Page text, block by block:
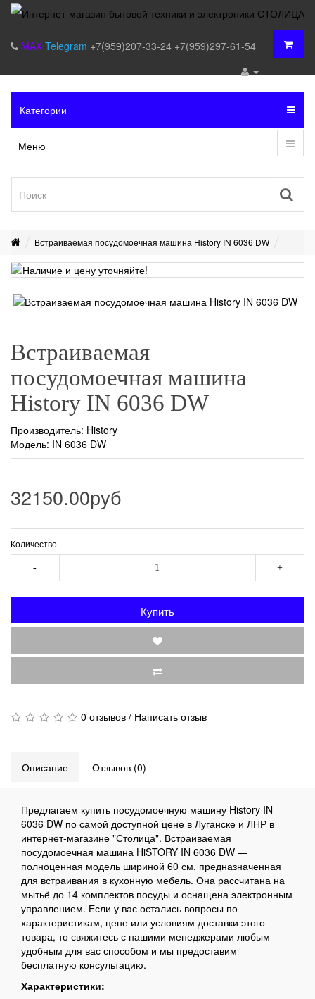
MAX Telegram +7(959)207-33-24 +7(959)297-61-54
Категории
Меню
Встраиваемая посудомоечная машина History IN 6036 DW
Встраиваемая
посудомоечная машина
History IN 6036 DW
Производитель: History
Модель: IN 6036 DW
32150.00руб
Количество
- +
Купить
0 отзывов / Написать отзыв
Описание Отзывов (0)
Предлагаем купить посудомоечную машину History IN
6036 DW по самой доступной цене в Луганске и ЛНР в
интернет-магазине "Столица". Встраиваемая
посудомоечная машина HiSTORY IN 6036 DW —
полноценная модель шириной 60 см, предназначенная
для встраивания в кухонную мебель. Она рассчитана на
мытьё до 14 комплектов посуды и оснащена электронным
управлением. Если у вас остались вопросы по
характеристикам, цене или условиям доставки этого
товара, то свяжитесь с нашими менеджерами любым
удобным для вас способом и мы предоставим
бесплатную консультацию.
Характеристики: